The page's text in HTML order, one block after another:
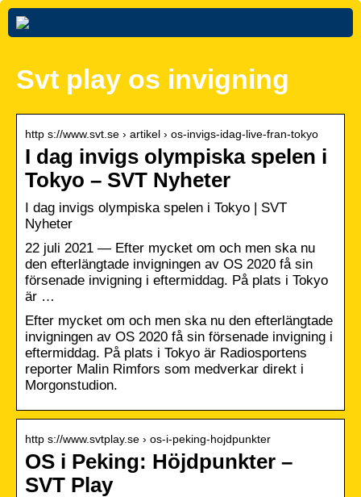
Svt play os invigning
http s://www.svt.se › artikel › os-invigs-idag-live-fran-tokyo
I dag invigs olympiska spelen i
Tokyo – SVT Nyheter
I dag invigs olympiska spelen i Tokyo | SVT
Nyheter
22 juli 2021 — Efter mycket om och men ska nu
den efterlängtade invigningen av OS 2020 få sin
försenade invigning i eftermiddag. På plats i Tokyo
är …
Efter mycket om och men ska nu den efterlängtade
invigningen av OS 2020 få sin försenade invigning i
eftermiddag. På plats i Tokyo är Radiosportens
reporter Malin Rimfors som medverkar direkt i
Morgonstudion.
http s://www.svtplay.se › os-i-peking-hojdpunkter
OS i Peking: Höjdpunkter –
SVT Play